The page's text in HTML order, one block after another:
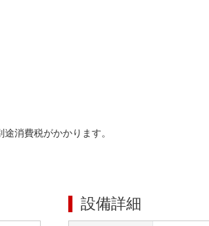
消費税がかかります。
設備詳細